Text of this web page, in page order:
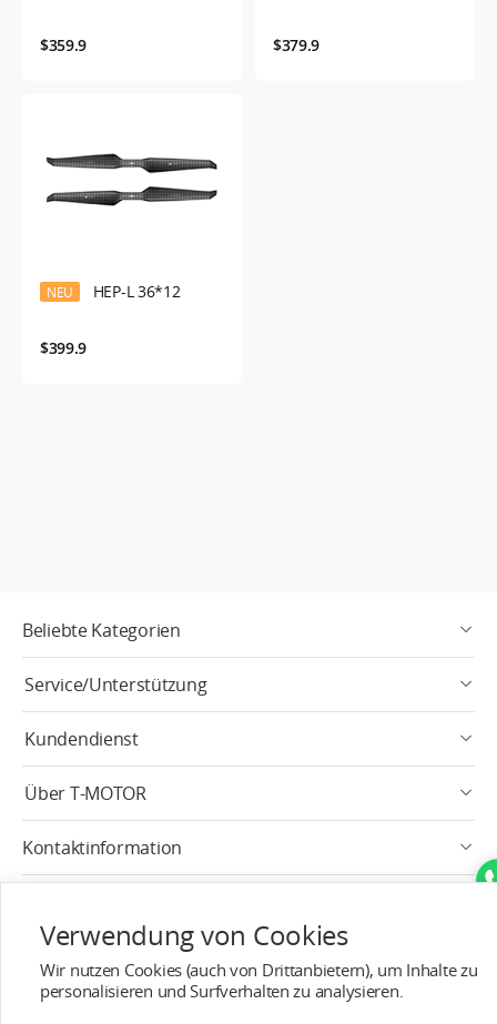
$359.9 $379.9
NEU HEP-L 36*12
$399.9
Beliebte Kategorien
Service/Unterstützung
Kundendienst
Über T-MOTOR
Kontaktinformation
Verwendung von Cookies
Wir nutzen Cookies (auch von Drittanbietern), um Inhalte zu
personalisieren und Surfverhalten zu analysieren.